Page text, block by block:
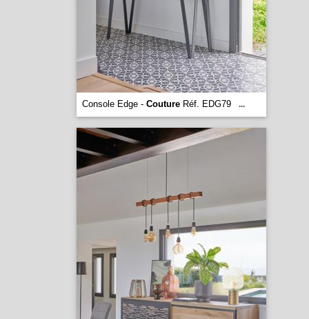
Console Edge - CoutureRéf. EDG79 ...